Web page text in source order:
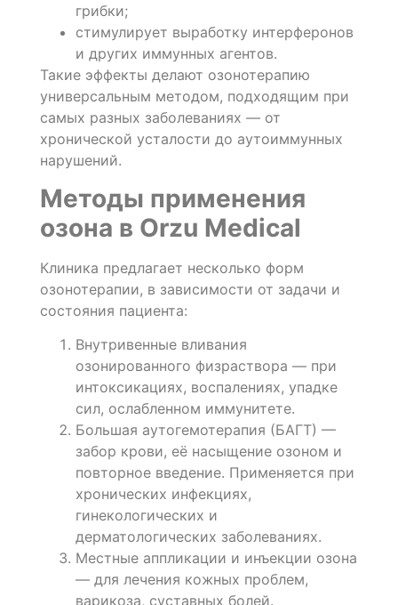
грибки;
стимулирует выработку интерферонов
и других иммунных агентов.
Такие эффекты делают озонотерапию
универсальным методом, подходящим при
самых разных заболеваниях — от
хронической усталости до аутоиммунных
нарушений.
Методы применения
озона в Orzu Medical
Клиника предлагает несколько форм
озонотерапии, в зависимости от задачи и
состояния пациента:
Внутривенные вливания
озонированного физраствора — при
интоксикациях, воспалениях, упадке
сил, ослабленном иммунитете.
Большая аутогемотерапия (БАГТ) —
забор крови, её насыщение озоном и
повторное введение. Применяется при
хронических инфекциях,
гинекологических и
дерматологических заболеваниях.
Местные аппликации и инъекции озона
— для лечения кожных проблем,
варикоза, суставных болей.